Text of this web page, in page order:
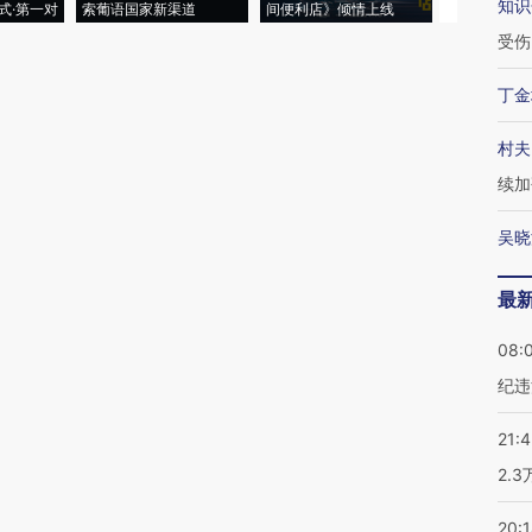
·第一对
索葡语国家新渠道
间便利店》倾情上线
知
受伤
丁
村
续
吴
最
纪
2.3